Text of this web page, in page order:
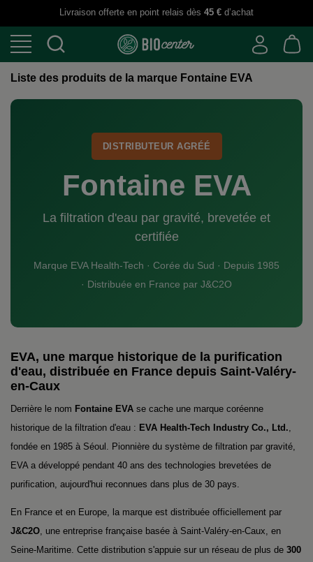
Livraison offerte en point relais dès 45 € d’achat
Liste des produits de la marque Fontaine EVA
DISTRIBUTEUR AGRÉÉ
Fontaine EVA
La filtration d'eau par gravité, brevetée et
certifiée
Marque EVA Health-Tech · Corée du Sud · Depuis 1985
· Distribuée en France par J&C2O
EVA, une marque historique de la purification
d'eau, distribuée en France depuis Saint-Valéry-
en-Caux
Derrière le nom Fontaine EVA se cache une marque coréenne
historique de la filtration d'eau : EVA Health-Tech Industry Co., Ltd.
fondée en 1985 à Séoul. Pionnière du système de filtration par gravité,
EVA a développé pendant 40 ans des technologies brevetées de
purification, aujourd'hui reconnues dans plus de 30 pays.
En France et en Europe, la marque est distribuée officiellement par
J&C2O , une entreprise française basée à Saint-Valéry-en-Caux, en
Seine-Maritime. Cette distribution s'appuie sur un réseau de plus de 300